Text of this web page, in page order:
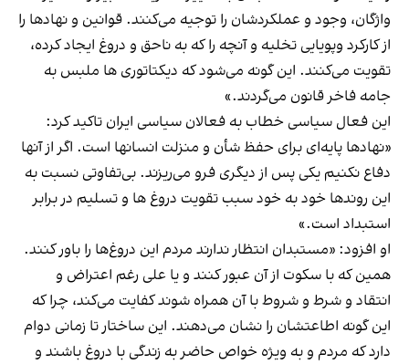
واژگان، وجود و عملکردشان را توجیه می‌کنند. قوانین و نهادها را
از کارکرد وپویایی تخلیه و آنچه را که به ناحق و دروغ ایجاد کرده،
تقویت می‌کنند. این گونه می‌شود که دیکتاتوری ها ملبس به
جامه فاخر قانون می‌گردند.»
این فعال سیاسی خطاب به فعالان سیاسی ایران تاکید کرد:
«نهادها پایه‌ای برای حفظ شأن و منزلت انسانها است. اگر از آنها
دفاع نکنیم یکی پس از دیگری فرو می‌ریزند. بی‌تفاوتی نسبت به
این روندها خود به خود سبب تقویت دروغ ها و تسلیم در برابر
استبداد است.»
او افزود: «مستبدان انتظار ندارند مردم این دروغ‌ها را باور کنند.
همین که با سکوت از آن عبور کنند و یا علی رغم اعتراض و
انتقاد و شرط و شروط با آن همراه شوند کفایت می‌کند، چرا که
این گونه اطاعتشان را نشان می‌دهند. این ساختار تا زمانی دوام
دارد که مردم و به ویژه خواص حاضر به زندگی با دروغ باشند و